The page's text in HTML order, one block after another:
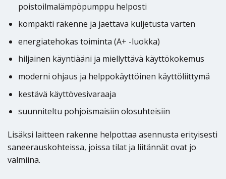
poistoilmalämpöpumppu helposti
kompakti rakenne ja jaettava kuljetusta varten
energiatehokas toiminta (A+ -luokka)
hiljainen käyntiääni ja miellyttävä käyttökokemus
moderni ohjaus ja helppokäyttöinen käyttöliittymä
kestävä käyttövesivaraaja
suunniteltu pohjoismaisiin olosuhteisiin
Lisäksi laitteen rakenne helpottaa asennusta erityisesti
saneerauskohteissa, joissa tilat ja liitännät ovat jo
valmiina.